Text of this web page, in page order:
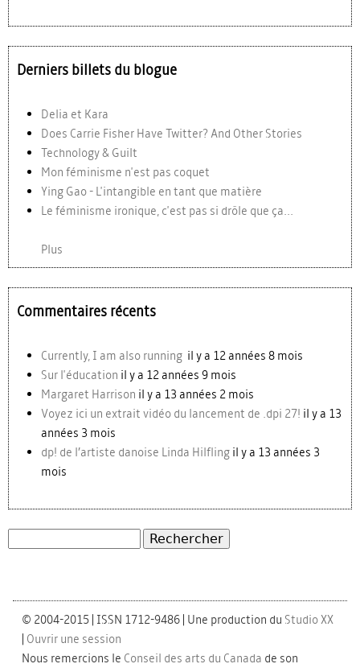
Derniers billets du blogue
Delia et Kara
Does Carrie Fisher Have Twitter? And Other Stories
Technology & Guilt
Mon féminisme n'est pas coquet
Ying Gao - L'intangible en tant que matière
Le féminisme ironique, c'est pas si drôle que ça...
Plus
Commentaires récents
Currently, I am also running il y a 12 années 8 mois
Sur l'éducation il y a 12 années 9 mois
Margaret Harrison il y a 13 années 2 mois
Voyez ici un extrait vidéo du lancement de .dpi 27! il y a 13
années 3 mois
dp! de l’artiste danoise Linda Hilfling il y a 13 années 3
mois
© 2004-2015 | ISSN 1712-9486 | Une production du Studio XX
Ouvrir une session
Nous remercions le Conseil des arts du Canada de son